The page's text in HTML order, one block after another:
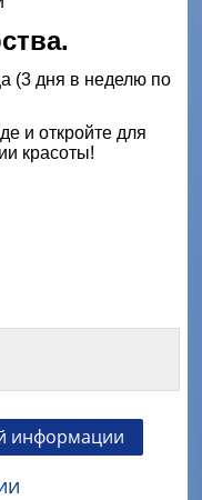
(3 дня в неделю по
и откройте для
красоты!
информации